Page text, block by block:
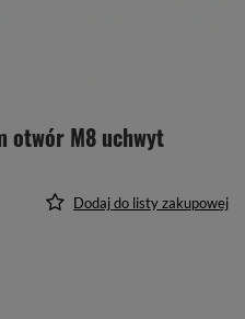
otwór M8 uchwyt
Dodaj do listy zakupowej